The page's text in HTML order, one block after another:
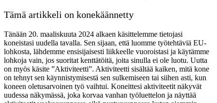
Tämä artikkeli on konekäännetty
Tänään 20. maaliskuuta 2024 alkaen käsittelemme tietojasi
koneistasi uudella tavalla. Sen sijaan, että luomme työtehtäviä EU-
lohkosta, lähdemme ensisijaisesti liikkeelle vuoroistasi ja käytämme
lohkoja vain, jos suoritat kenttätöitä, joita sinulla ei ole luotu. Uutta
on myös käsite ”Aktiviteetti”. Aktiviteetti sisältää kaiken, mitä kone
on tehnyt sen käynnistymisestä sen sulkemiseen tai siihen asti, kun
koneen oletusarvoinen työ vaihtui. Koneittesi aktiviteetit näkyvät
uudessa näkymässä, joka korvaa vanhan työluettelon ja näyttää